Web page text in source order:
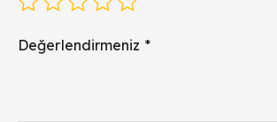
Değerlendirmeniz *